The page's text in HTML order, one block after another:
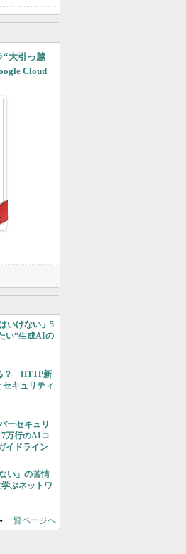
“大引っ越
Cloud
いけない」5
い“生成AIの
？ HTTP新
キュリティ
ーセキュリ
万行のAIコ
イドライン
い」の苦情
ぶネットワ
一覧ページへ